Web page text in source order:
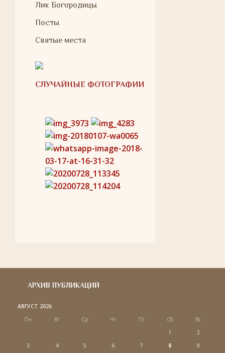
Лик Богородицы
Посты
Святые места
СЛУЧАЙНЫЕ ФОТОГРАФИИ
АРХИВ ПУБЛИКАЦИЙ
АВГУСТ 2026
Пн
Вт Ср Чт Пт Сб
Вс
1
2
3
4 5 6 7 8
9